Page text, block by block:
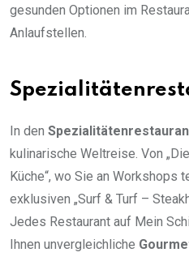
gesunden Optionen im
Anlaufstellen.
In den
kulinarische Weltreise. Von
Küche“, wo Sie an Workshops
exklusiven „Surf & Turf –
Jedes Restaurant auf Mein
Ihnen unvergleichliche